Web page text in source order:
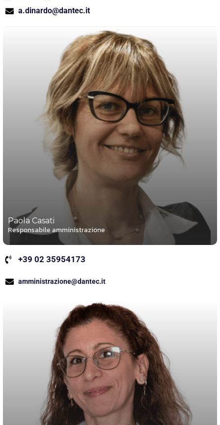
a.dinardo@dantec.it
Paola Casati
Responsabile amministrazione
+39 02 35954173
amministrazione@dantec.it